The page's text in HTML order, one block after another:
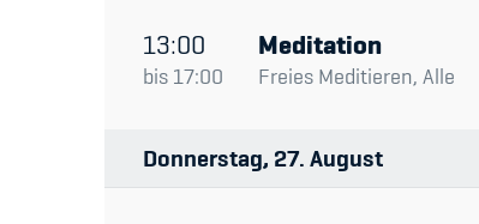
13:00
bis 17:00
Meditation
Freies Meditieren, Alle
Donnerstag 27 August